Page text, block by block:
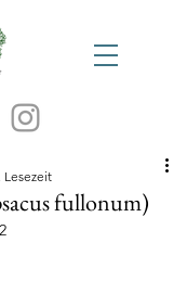
fullonum)
Lesezeit